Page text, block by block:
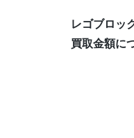
レゴブロッ
買取金額に